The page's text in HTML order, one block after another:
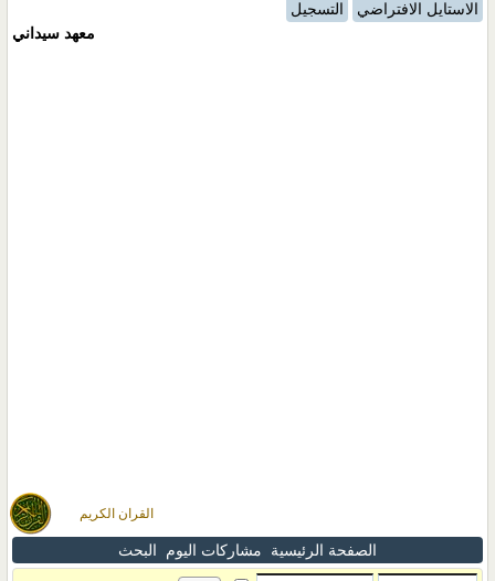
القران الكريم
الاستايل الافتراضي
التسجيل
معهد سيداني
الصفحة الرئيسية مشاركات اليوم البحث